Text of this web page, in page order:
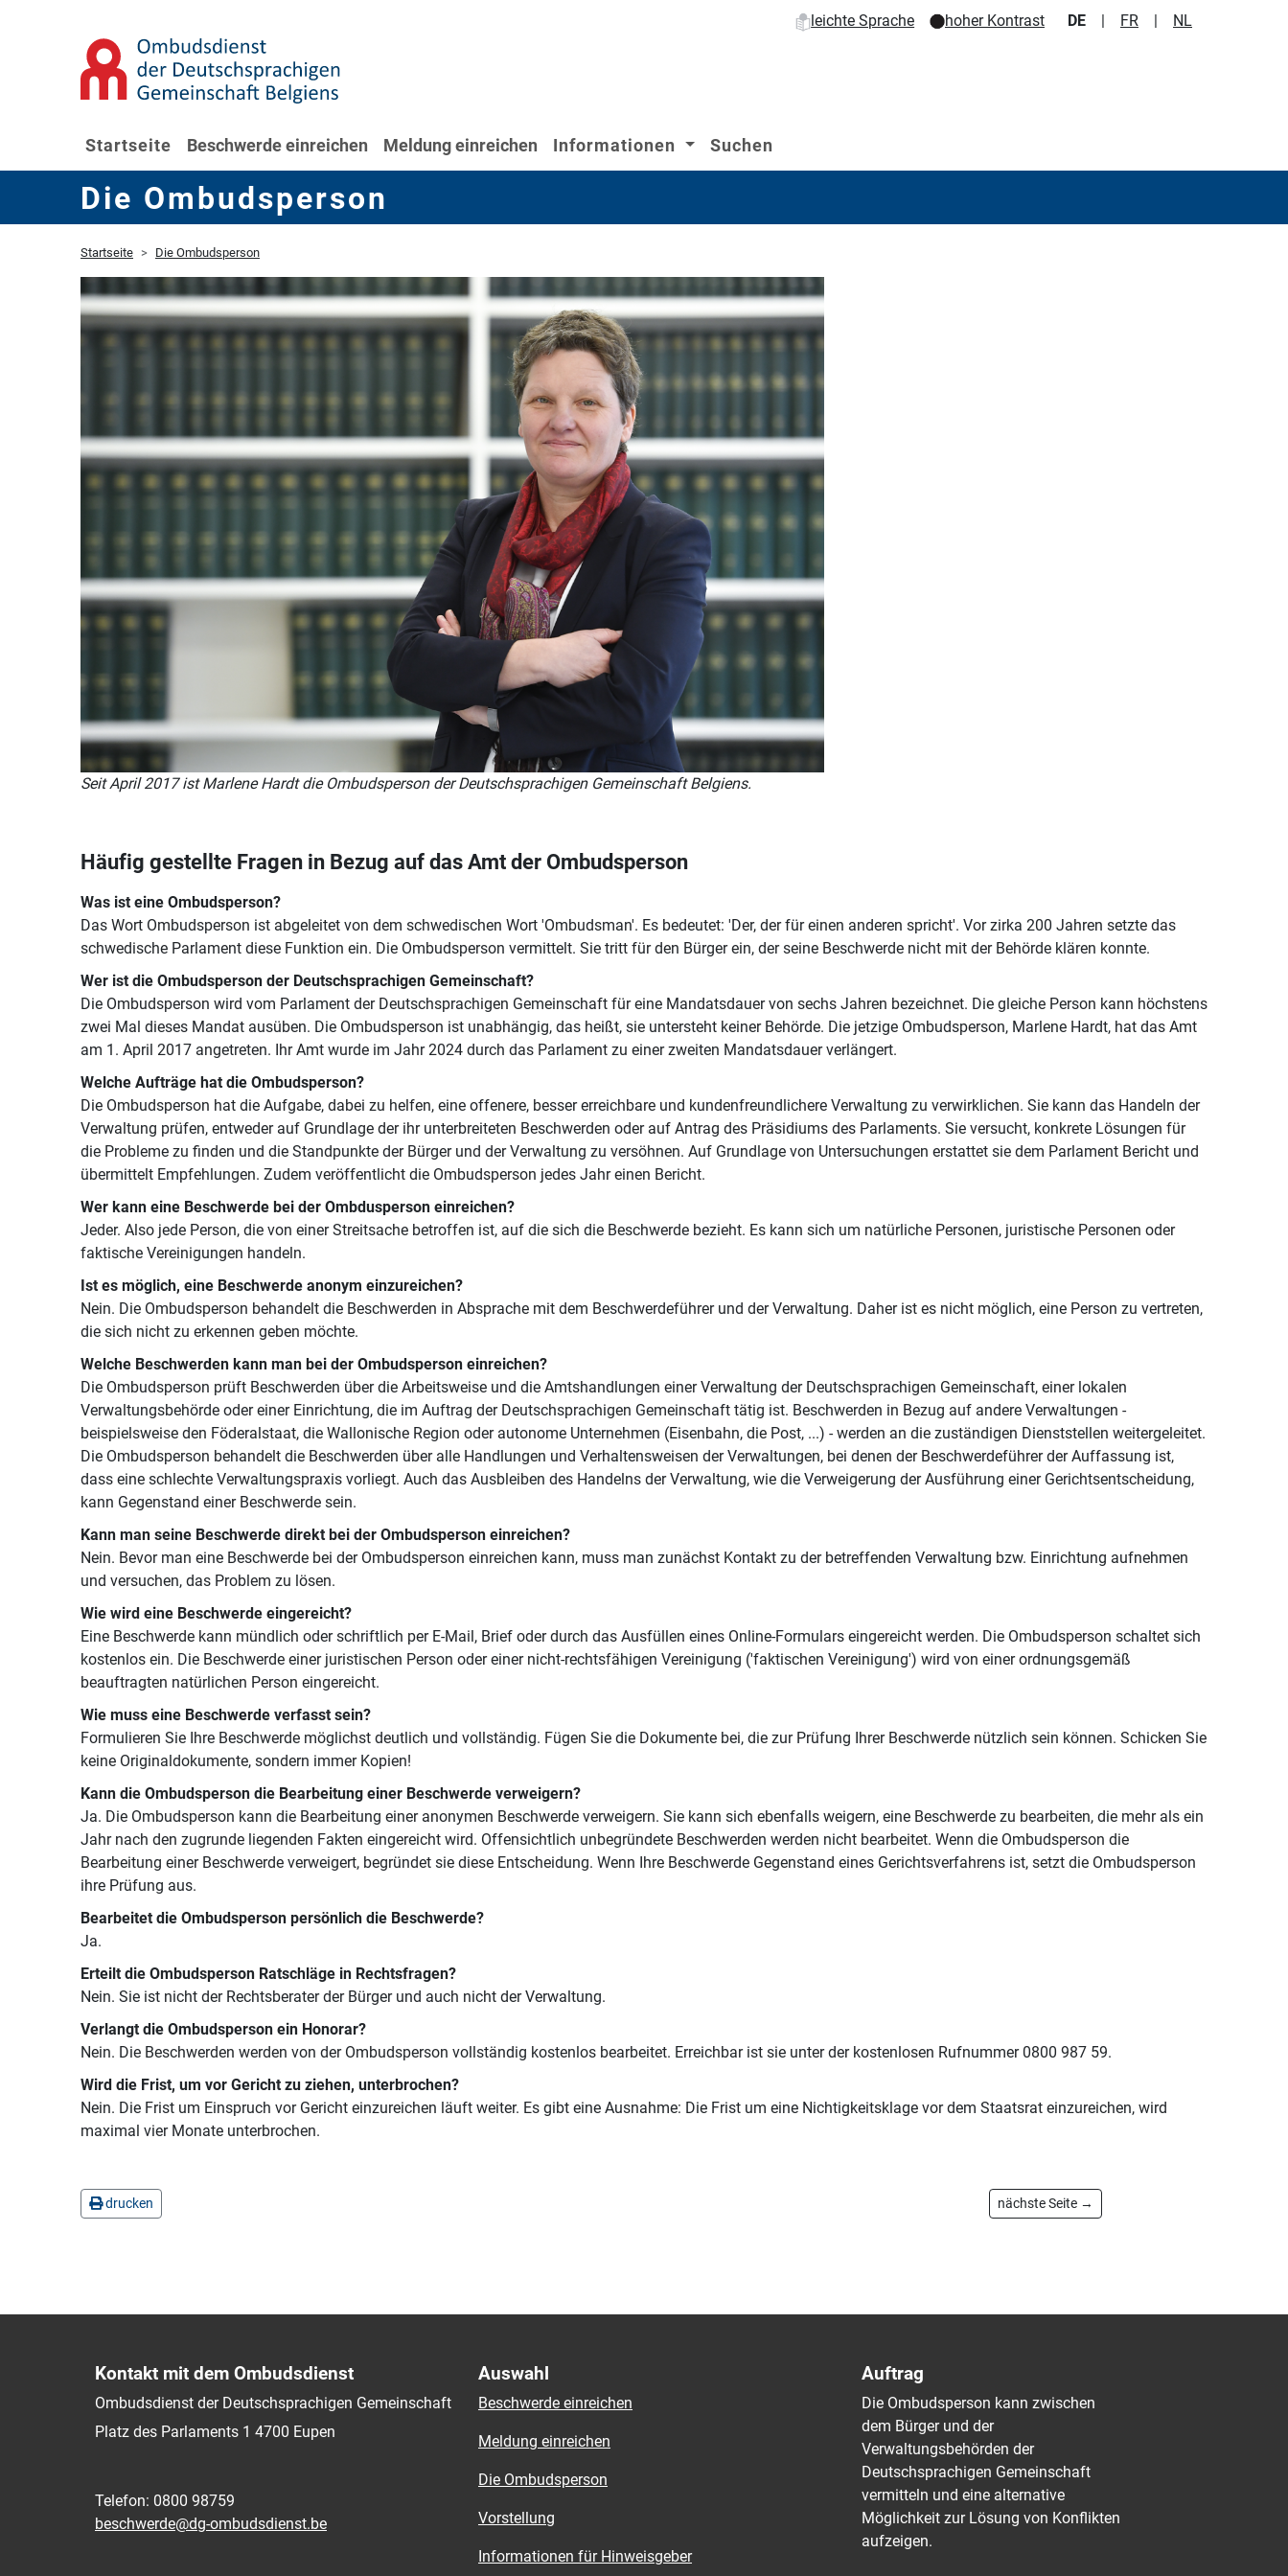
leichte Sprache hoher Kontrast DE | FR | NL
Startseite Beschwerde einreichen Meldung einreichen Informationen Suchen
Die Ombudsperson
Startseite Die Ombudsperson
Seit April 2017 ist Marlene Hardt die Ombudsperson der Deutschsprachigen Gemeinschaft Belgiens.
Häufig gestellte Fragen in Bezug auf das Amt der Ombudsperson
Was ist eine Ombudsperson?
Das Wort Ombudsperson ist abgeleitet von dem schwedischen Wort 'Ombudsman'. Es bedeutet: 'Der, der für einen anderen spricht'. Vor zirka 200 Jahren setzte das
schwedische Parlament diese Funktion ein. Die Ombudsperson vermittelt. Sie tritt für den Bürger ein, der seine Beschwerde nicht mit der Behörde klären konnte.
Wer ist die Ombudsperson der Deutschsprachigen Gemeinschaft?
Die Ombudsperson wird vom Parlament der Deutschsprachigen Gemeinschaft für eine Mandatsdauer von sechs Jahren bezeichnet. Die gleiche Person kann höchstens
zwei Mal dieses Mandat ausüben. Die Ombudsperson ist unabhängig, das heißt, sie untersteht keiner Behörde. Die jetzige Ombudsperson, Marlene Hardt, hat das Amt
am 1. April 2017 angetreten. Ihr Amt wurde im Jahr 2024 durch das Parlament zu einer zweiten Mandatsdauer verlängert.
Welche Aufträge hat die Ombudsperson?
Die Ombudsperson hat die Aufgabe, dabei zu helfen, eine offenere, besser erreichbare und kundenfreundlichere Verwaltung zu verwirklichen. Sie kann das Handeln der
Verwaltung prüfen, entweder auf Grundlage der ihr unterbreiteten Beschwerden oder auf Antrag des Präsidiums des Parlaments. Sie versucht, konkrete Lösungen für
die Probleme zu finden und die Standpunkte der Bürger und der Verwaltung zu versöhnen. Auf Grundlage von Untersuchungen erstattet sie dem Parlament Bericht und
übermittelt Empfehlungen. Zudem veröffentlicht die Ombudsperson jedes Jahr einen Bericht.
Wer kann eine Beschwerde bei der Ombdusperson einreichen?
Jeder. Also jede Person, die von einer Streitsache betroffen ist, auf die sich die Beschwerde bezieht. Es kann sich um natürliche Personen, juristische Personen oder
faktische Vereinigungen handeln.
Ist es möglich, eine Beschwerde anonym einzureichen?
Nein. Die Ombudsperson behandelt die Beschwerden in Absprache mit dem Beschwerdeführer und der Verwaltung. Daher ist es nicht möglich, eine Person zu vertreten,
die sich nicht zu erkennen geben möchte.
Welche Beschwerden kann man bei der Ombudsperson einreichen?
Die Ombudsperson prüft Beschwerden über die Arbeitsweise und die Amtshandlungen einer Verwaltung der Deutschsprachigen Gemeinschaft, einer lokalen
Verwaltungsbehörde oder einer Einrichtung, die im Auftrag der Deutschsprachigen Gemeinschaft tätig ist. Beschwerden in Bezug auf andere Verwaltungen -
beispielsweise den Föderalstaat, die Wallonische Region oder autonome Unternehmen (Eisenbahn, die Post, ...) - werden an die zuständigen Dienststellen weitergeleitet.
Die Ombudsperson behandelt die Beschwerden über alle Handlungen und Verhaltensweisen der Verwaltungen, bei denen der Beschwerdeführer der Auffassung ist,
dass eine schlechte Verwaltungspraxis vorliegt. Auch das Ausbleiben des Handelns der Verwaltung, wie die Verweigerung der Ausführung einer Gerichtsentscheidung,
kann Gegenstand einer Beschwerde sein.
Kann man seine Beschwerde direkt bei der Ombudsperson einreichen?
Nein. Bevor man eine Beschwerde bei der Ombudsperson einreichen kann, muss man zunächst Kontakt zu der betreffenden Verwaltung bzw. Einrichtung aufnehmen
und versuchen, das Problem zu lösen.
Wie wird eine Beschwerde eingereicht?
Eine Beschwerde kann mündlich oder schriftlich per E-Mail, Brief oder durch das Ausfüllen eines Online-Formulars eingereicht werden. Die Ombudsperson schaltet sich
kostenlos ein. Die Beschwerde einer juristischen Person oder einer nicht-rechtsfähigen Vereinigung ('faktischen Vereinigung') wird von einer ordnungsgemäß
beauftragten natürlichen Person eingereicht.
Wie muss eine Beschwerde verfasst sein?
Formulieren Sie Ihre Beschwerde möglichst deutlich und vollständig. Fügen Sie die Dokumente bei, die zur Prüfung Ihrer Beschwerde nützlich sein können. Schicken Sie
keine Originaldokumente, sondern immer Kopien!
Kann die Ombudsperson die Bearbeitung einer Beschwerde verweigern?
Ja. Die Ombudsperson kann die Bearbeitung einer anonymen Beschwerde verweigern. Sie kann sich ebenfalls weigern, eine Beschwerde zu bearbeiten, die mehr als ein
Jahr nach den zugrunde liegenden Fakten eingereicht wird. Offensichtlich unbegründete Beschwerden werden nicht bearbeitet. Wenn die Ombudsperson die
Bearbeitung einer Beschwerde verweigert, begründet sie diese Entscheidung. Wenn Ihre Beschwerde Gegenstand eines Gerichtsverfahrens ist, setzt die Ombudsperson
ihre Prüfung aus.
Bearbeitet die Ombudsperson persönlich die Beschwerde?
Ja.
Erteilt die Ombudsperson Ratschläge in Rechtsfragen?
Nein. Sie ist nicht der Rechtsberater der Bürger und auch nicht der Verwaltung.
Verlangt die Ombudsperson ein Honorar?
Nein. Die Beschwerden werden von der Ombudsperson vollständig kostenlos bearbeitet. Erreichbar ist sie unter der kostenlosen Rufnummer 0800 987 59.
Wird die Frist, um vor Gericht zu ziehen, unterbrochen?
Nein. Die Frist um Einspruch vor Gericht einzureichen läuft weiter. Es gibt eine Ausnahme: Die Frist um eine Nichtigkeitsklage vor dem Staatsrat einzureichen, wird
maximal vier Monate unterbrochen.
drucken nächste Seite →
Kontakt mit dem Ombudsdienst
Ombudsdienst der Deutschsprachigen Gemeinschaft
Platz des Parlaments 1 4700 Eupen
Telefon: 0800 98759
beschwerde@dg-ombudsdienst.be
Auswahl
Beschwerde einreichen
Meldung einreichen
Die Ombudsperson
Vorstellung
Informationen für Hinweisgeber
Auftrag
Die Ombudsperson kann zwischen
dem Bürger und der
Verwaltungsbehörden der
Deutschsprachigen Gemeinschaft
vermitteln und eine alternative
Möglichkeit zur Lösung von Konflikten
aufzeigen.